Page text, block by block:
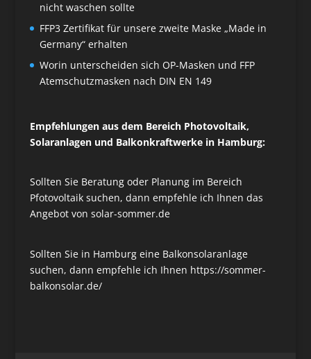
nicht waschen sollte
FFP3 Zertifikat für unsere zweite Maske „Made in
Germany“ erhalten
Worin unterscheiden sich OP-Masken und FFP
Atemschutzmasken nach DIN EN 149
Empfehlungen aus dem Bereich Photovoltaik,
Solaranlagen und Balkonkraftwerke in Hamburg:
Sollten Sie Beratung oder Planung im Bereich
Pfotovoltaik suchen, dann empfehle ich Ihnen das
Angebot von solar-sommer.de
Sollten Sie in Hamburg eine Balkonsolaranlage
suchen, dann empfehle ich Ihnen https://sommer-
balkonsolar.de/